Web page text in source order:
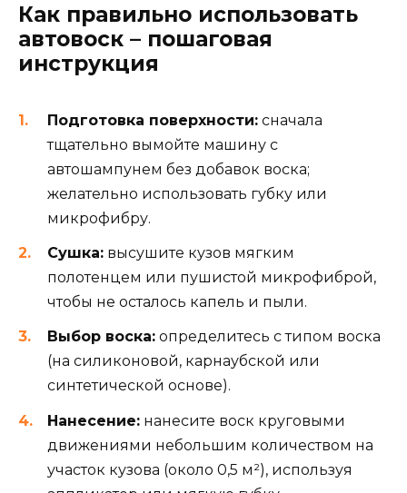
Как правильно использовать
автовоск – пошаговая
инструкция
Подготовка поверхности: сначала
тщательно вымойте машину с
автошампунем без добавок воска;
желательно использовать губку или
микрофибру.
Сушка: высушите кузов мягким
полотенцем или пушистой микрофиброй,
чтобы не осталось капель и пыли.
Выбор воска: определитесь с типом воска
(на силиконовой, карнаубской или
синтетической основе).
Нанесение: нанесите воск круговыми
движениями небольшим количеством на
участок кузова (около 0,5 м²), используя